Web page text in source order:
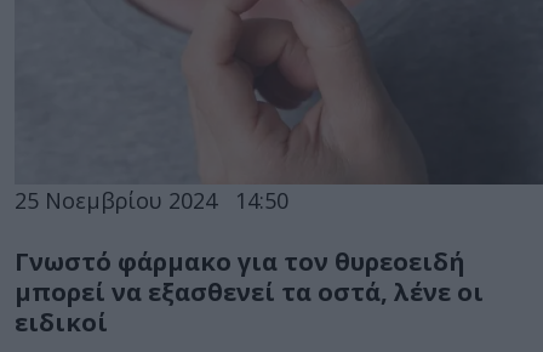
25 Νοεμβρίου 2024 14:50
Γνωστό φάρμακο για τον θυρεοειδή
μπορεί να εξασθενεί τα οστά, λένε οι
ειδικοί